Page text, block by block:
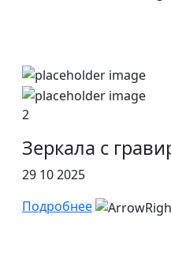
2
Зеркала с
29 10 2025
Подробнее